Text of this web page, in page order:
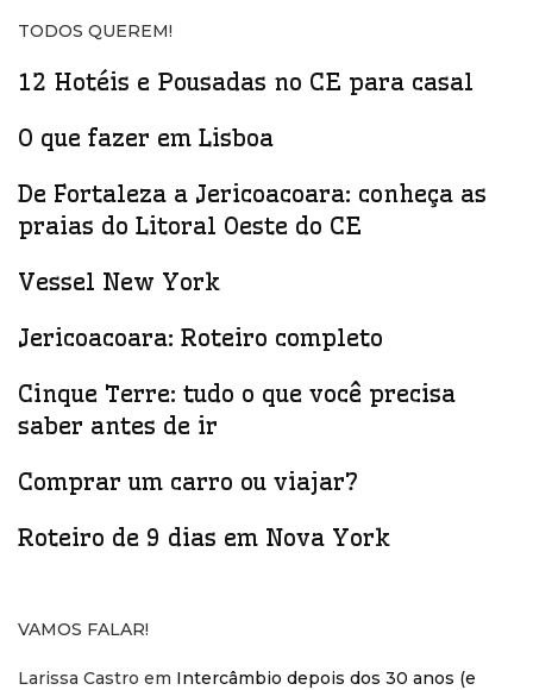
TODOS QUEREM!
12 Hotéis e Pousadas no CE para casal
O que fazer em Lisboa
De Fortaleza a Jericoacoara: conheça as
praias do Litoral Oeste do CE
Vessel New York
Jericoacoara: Roteiro completo
Cinque Terre: tudo o que você precisa
saber antes de ir
Comprar um carro ou viajar?
Roteiro de 9 dias em Nova York
VAMOS FALAR!
Larissa Castro em Intercâmbio depois dos 30 anos (e